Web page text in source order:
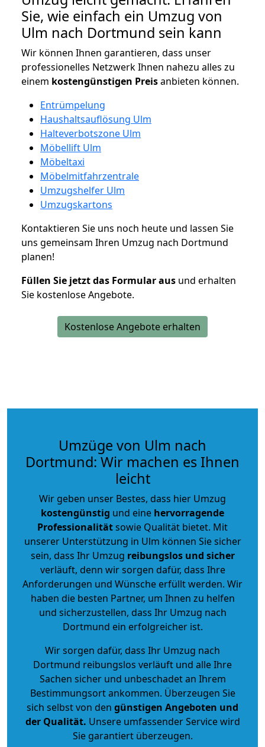
Sie, wie einfach ein Umzug von
Ulm nach Dortmund sein kann
Wir können Ihnen garantieren, dass unser
professionelles Netzwerk Ihnen nahezu alles zu
einem kostengünstigen Preisanbieten können.
Entrümpelung
Haushaltsauflösung Ulm
Halteverbotszone Ulm
Möbellift Ulm
Möbeltaxi
Möbelmitfahrzentrale
Umzugshelfer Ulm
Umzugskartons
Kontaktieren Sie uns noch heute und lassen Sie
uns gemeinsam Ihren Umzug nach Dortmund
planen!
Füllen Sie jetzt das Formular aus und erhalten
Sie kostenlose Angebote.
Kostenlose Angebote erhalten
Umzüge von Ulm nach
Dortmund: Wir machen es Ihnen
leicht
Wir geben unser Bestes, dass hier Umzug
kostengünstig und eine hervorragende
Professionalitätsowie Qualität bietet. Mit
unserer Unterstützung in Ulm können Sie sicher
sein, dass Ihr Umzug reibungslos und sicher
verläuft, denn wir sorgen dafür, dass Ihre
Anforderungen und Wünsche erfüllt werden. Wir
haben die besten Partner, um Ihnen zu helfen
und sicherzustellen, dass Ihr Umzug nach
Dortmund ein erfolgreicher ist.
Wir sorgen dafür, dass Ihr Umzug nach
Dortmund reibungslos verläuft und alle Ihre
Sachen sicher und unbeschadet an Ihrem
Bestimmungsort ankommen. Überzeugen Sie
sich selbst von den günstigen Angeboten und
der Qualität. Unsere umfassender Service wird
Sie garantiert überzeugen.